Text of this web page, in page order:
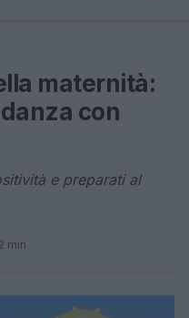
maternità:
con
e preparati al
min